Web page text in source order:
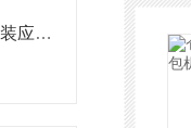
电动叉车秤的防雷系统安装应满足以下几点